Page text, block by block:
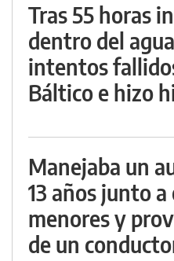
Tras 55 horas
dentro del
intentos
Báltico e hizo
Manejaba un
13 años junto
menores y
de un